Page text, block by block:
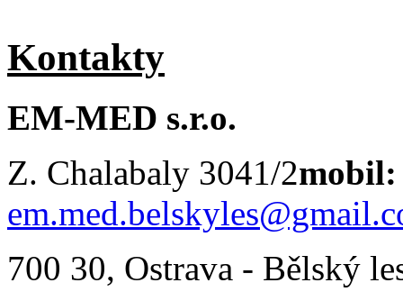
Kontakty
EM-MED s.r.o.
Z. Chalabaly 3041/2mobil:
700 30, Ostrava - Bělský